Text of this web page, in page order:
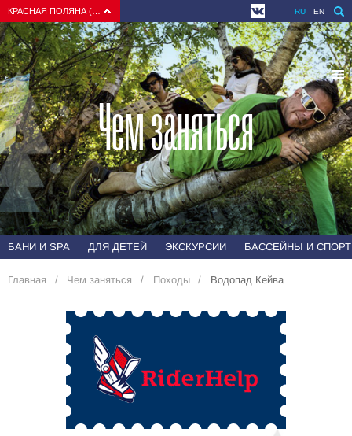
RU EN
Чем заняться
БАНИ И SPA ДЛЯ ДЕТЕЙ ЭКСКУРСИИ БАССЕЙНЫ И СПОРТ
Главная Чем заняться Походы Водопад Кейва